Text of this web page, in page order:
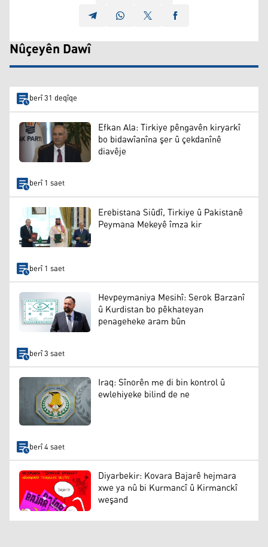
Nûçeyên Dawî
berî 31 deqîqe
Efkan Ala: Tirkiye pêngavên kiryarkî
bo bidawîanîna şer û çekdanînê
diavêje
berî 1 saet
Erebistana Siûdî, Tirkiye û Pakistanê
Peymana Mekeyê îmza kir
berî 1 saet
Hevpeymaniya Mesihî: Serok Barzanî
û Kurdistan bo pêkhateyan
penageheke aram bûn
berî 3 saet
Iraq: Sînorên me di bin kontrol û
ewlehiyeke bilind de ne
berî 4 saet
Diyarbekir: Kovara Bajarê hejmara
xwe ya nû bi Kurmancî û Kirmanckî
weşand